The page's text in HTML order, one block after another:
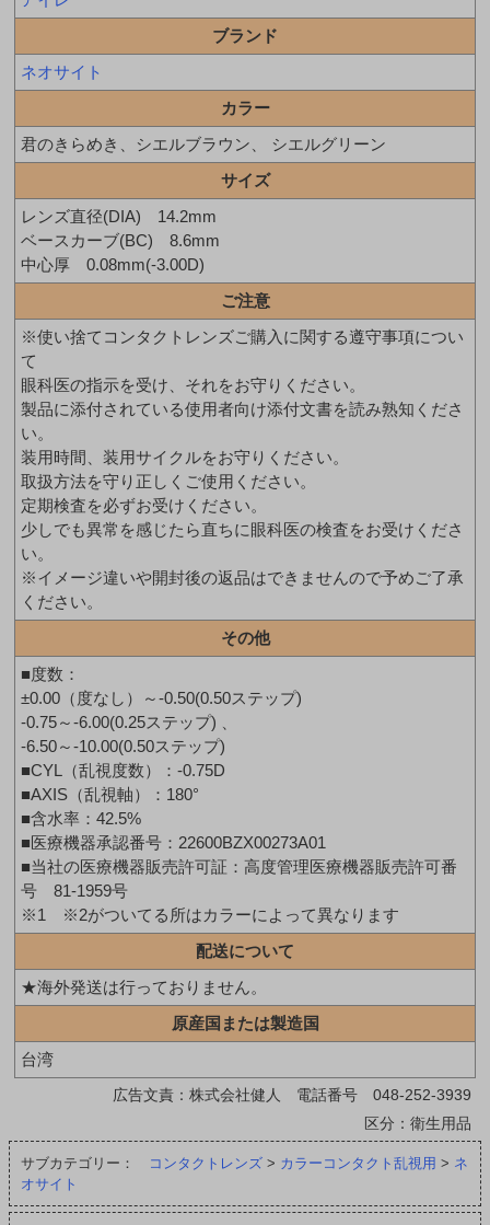
ブランド
ネオサイト
カラー
君のきらめき、シエルブラウン、 シエルグリーン
サイズ
レンズ直径(DIA) 14.2mm
ベースカーブ(BC) 8.6mm
中心厚 0.08mm(-3.00D)
ご注意
※使い捨てコンタクトレンズご購入に関する遵守事項につい
て
眼科医の指示を受け、それをお守りください。
製品に添付されている使用者向け添付文書を読み熟知くださ
い。
装用時間、装用サイクルをお守りください。
取扱方法を守り正しくご使用ください。
定期検査を必ずお受けください。
少しでも異常を感じたら直ちに眼科医の検査をお受けくださ
い。
※イメージ違いや開封後の返品はできませんので予めご了承
ください。
その他
■度数：
±0.00（度なし）～-0.50(0.50ステップ)
-0.75～-6.00(0.25ステップ) 、
-6.50～-10.00(0.50ステップ)
■CYL（乱視度数）：-0.75D
■AXIS（乱視軸）：180°
■含水率：42.5%
■医療機器承認番号：22600BZX00273A01
■当社の医療機器販売許可証：高度管理医療機器販売許可番
号 81-1959号
※1 ※2がついてる所はカラーによって異なります
配送について
★海外発送は行っておりません。
原産国または製造国
台湾
広告文責：株式会社健人 電話番号 048-252-3939
区分：衛生用品
サブカテゴリー： コンタクトレンズ > カラーコンタクト乱視用 > ネ
オサイト